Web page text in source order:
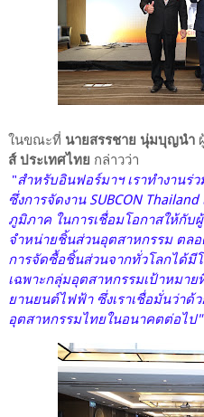
ในขณะที่ นายสรรชาย นุ่มบุญนำ
ส์ ประเทศไทย กล่าวว่า
"สำหรับอินฟอร์มาฯ เราทำงานร่
ซึ่งการจัดงาน SUBCON
ภูมิภาค ในการเชื่อมโอกาสให้กับ
จำหน่ายชิ้นส่วนอุตสาหกรรม ตล
การจัดซื้อชิ้นส่วนจากทั่วโลกได้มี
เฉพาะกลุ่มอุตสาหกรรมเป้าหมา
ยานยนต์ไฟฟ้า ซึ่งเราเชื่อมั่นว่าด้
อุตสาหกรรมไทยในอนาคตต่อไป"